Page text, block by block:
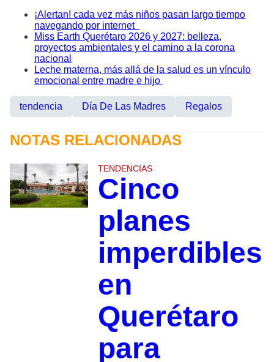
¡Alertan! cada vez más niños pasan largo tiempo
navegando por internet
Miss Earth Querétaro 2026 y 2027: belleza,
proyectos ambientales y el camino a la corona
nacional
Leche materna, más allá de la salud es un vínculo
emocional entre madre e hijo
tendencia Día De Las Madres Regalos
NOTAS RELACIONADAS
TENDENCIAS
Cinco
planes
imperdibles
en
Querétaro
para